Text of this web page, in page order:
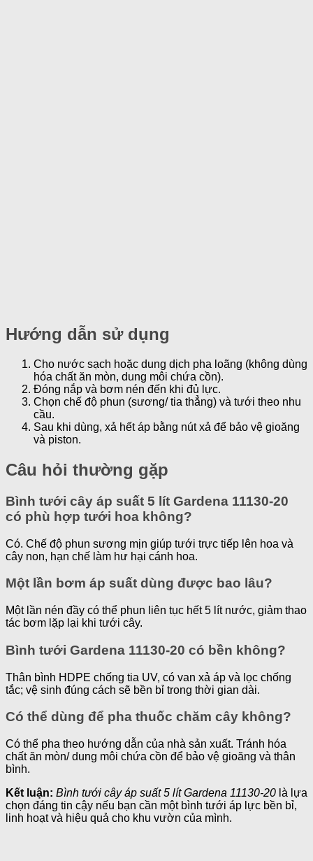
Hướng dẫn sử dụng
Cho nước sạch hoặc dung dịch pha loãng (không dùng
hóa chất ăn mòn, dung môi chứa cồn).
Đóng nắp và bơm nén đến khi đủ lực.
Chọn chế độ phun (sương/ tia thẳng) và tưới theo nhu
cầu.
Sau khi dùng, xả hết áp bằng nút xả để bảo vệ gioăng
và piston.
Câu hỏi thường gặp
Bình tưới cây áp suất 5 lít Gardena 11130-20
có phù hợp tưới hoa không?
Có. Chế độ phun sương mịn giúp tưới trực tiếp lên hoa và
cây non, hạn chế làm hư hại cánh hoa.
Một lần bơm áp suất dùng được bao lâu?
Một lần nén đầy có thể phun liên tục hết 5 lít nước, giảm thao
tác bơm lặp lại khi tưới cây.
Bình tưới Gardena 11130-20 có bền không?
Thân bình HDPE chống tia UV, có van xả áp và lọc chống
tắc; vệ sinh đúng cách sẽ bền bỉ trong thời gian dài.
Có thể dùng để pha thuốc chăm cây không?
Có thể pha theo hướng dẫn của nhà sản xuất. Tránh hóa
chất ăn mòn/ dung môi chứa cồn để bảo vệ gioăng và thân
bình.
Kết luận: Bình tưới cây áp suất 5 lít Gardena 11130-20 là lựa
chọn đáng tin cậy nếu bạn cần một bình tưới áp lực bền bỉ,
linh hoạt và hiệu quả cho khu vườn của mình.